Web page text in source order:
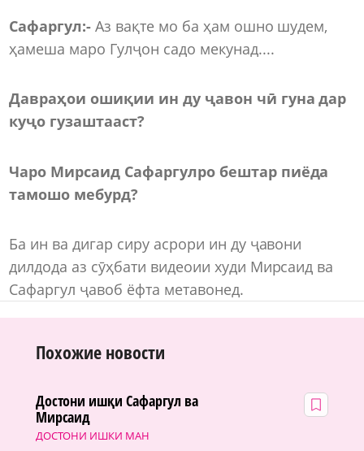
Сафаргул:- Аз вақте мо ба ҳам ошно шудем,
ҳамеша маро Гулҷон садо мекунад....
Давраҳои ошиқии ин ду ҷавон чӣ гуна дар
куҷо гузаштааст?
Чаро Мирсаид Сафаргулро бештар пиёда
тамошо мебурд?
Ба ин ва дигар сиру асрори ин ду ҷавони
дилдода аз сӯҳбати видеоии худи Мирсаид ва
Сафаргул ҷавоб ёфта метавонед.
Похожие новости
ДОСТОНИ ИШКИ МАН
Достони ишқи Сафаргул ва
Мирсаид